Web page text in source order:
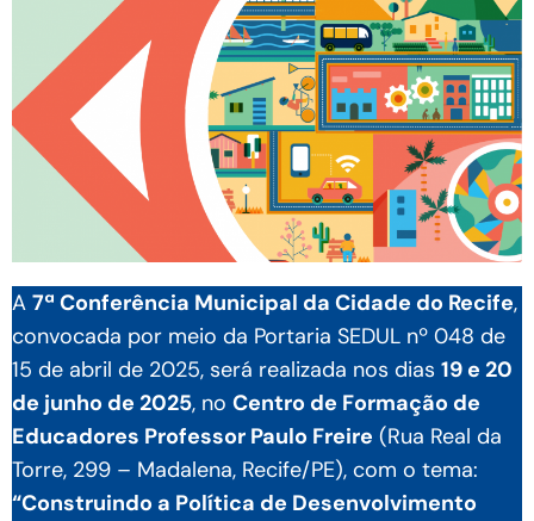
A 7ª Conferência Municipal da Cidade do Recife,
convocada por meio da Portaria SEDUL nº 048 de
15 de abril de 2025, será realizada nos dias 19 e 20
de junho de 2025, no Centro de Formação de
Educadores Professor Paulo Freire (Rua Real da
Torre, 299 – Madalena, Recife/PE), com o tema:
“Construindo a Política de Desenvolvimento